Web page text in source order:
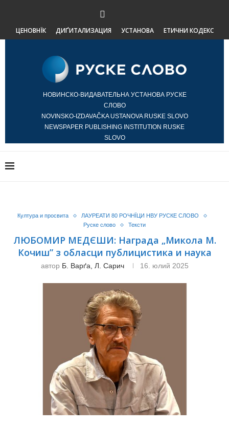
ЦЕНОВНЇК ДИҐИТАЛИЗАЦИЯ УСТАНОВА ЕТИЧНИ КОДЕКС
НОВИНСКО-ВИДАВАТЕЛЬНА УСТАНОВА РУСКЕ
СЛОВО
NOVINSKO-IZDAVAČKA USTANOVA RUSKE SLOVO
NEWSPAPER PUBLISHING INSTITUTION RUSKE
SLOVO
Култура и просвита
ЛАУРЕАТИ 80 РОЧНЇЦИ НВУ РУСКЕ СЛОВО
Руске слово
Тексти
ЛЮБОМИР МЕДЄШИ: Награда „Микола М.
Кочиш” з обласци публицистика и наука
автор Б. Варґа, Л. Сарич 16. юлий 2025